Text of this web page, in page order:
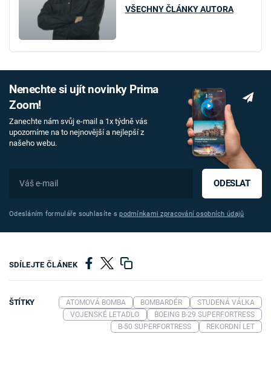
VŠECHNY ČLÁNKY AUTORA
Nenechte si ujít novinky Prima
Zoom!
Zanechte nám svůj e-mail a 1x týdně vás
upozorníme na to nejnovější a nejlepší z
našeho webu.
ODESLAT
Odesláním formuláře souhlasíte spodmínkami zpracování osobních údajů
SDÍLEJTE ČLÁNEK
ŠTÍTKY ATOMOVÁ BOMBA BOMBARDÉR
STUDENÁ VÁLKA
VOJENSKÉ LETADLO
BOEING B-29 SUPERFORTRESS
B-50 SUPERFORTRESS
REKORDNÍ LET